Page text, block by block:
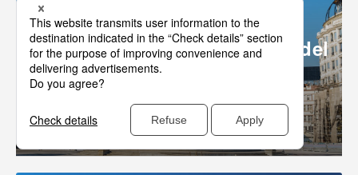
República de Macedonia del
Norte